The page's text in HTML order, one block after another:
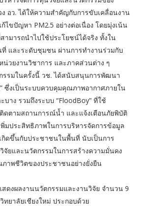
ง อว. ได้ให้ความสำคัญกับการขับเคลื่อนงาน
ไขปัญหา PM2.5 อย่างต่อเนื่อง โดยมุ่งเน้น
ามารถนำไปใช้ประโยชน์ได้จริง ทั้งใน
และระดับชุมชน ผ่านการทำงานร่วมกับ
น่วยงานวิชาการ และภาคส่วนต่าง ๆ
รรมในครั้งนี้ วช. ได้สนับสนุนการพัฒนา
ซึ่งเป็นระบบควบคุมคุณภาพอากาศภายใน
บาง รวมถึงระบบ “FloodBoy” ที่ใช้
ดตามสถานการณ์น้ำ และแจ้งเตือนภัยพิบัติ
พิ่มประสิทธิภาพในการบริหารจัดการข้อมูล
กิดขึ้นกับประชาชนในพื้นที่ นับเป็นการ
จัยและนวัตกรรมในการสร้างความมั่นคง
าพชีวิตของประชาชนอย่างยั่งยืน
ดงผลงานนวัตกรรมและงานวิจัย จำนวน 9
ทยาลัยเชียงใหม่ ประกอบด้วย